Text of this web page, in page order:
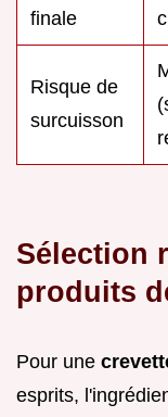
finale
Risque de
surcuisson
Sélection
produits
Pour une
esprits,